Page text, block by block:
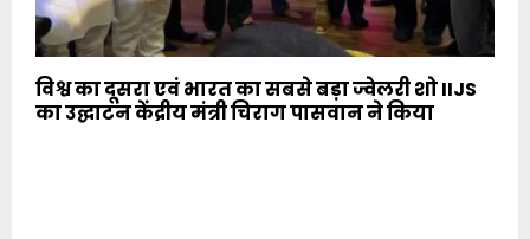
विश्व का दूसरा एवं भारत का सबसे बड़ा ज्वेलरी शो IIJS
का उद्घाटन केंद्रीय मंत्री चिराग पासवान ने किया